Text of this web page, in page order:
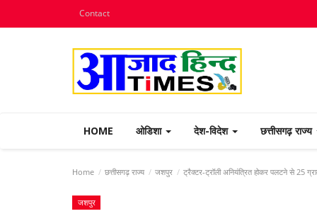
Contact
HOME ओडिशा देश-विदेश छत्तीसगढ़ राज्य
Home छत्तीसगढ़ राज्य जशपुर ट्रैक्टर-ट्रॉली अनियंत्रित होकर पलटने से 25
जशपुर